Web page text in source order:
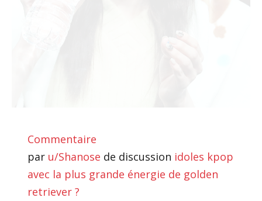
Commentaire
par u/Shanose de discussion idoles kpop
avec la plus grande énergie de golden
retriever ?